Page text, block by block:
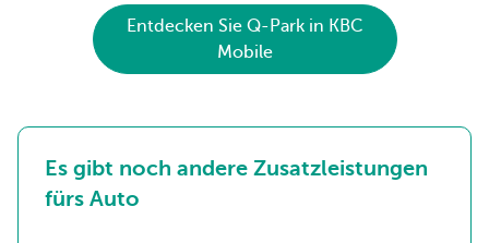
Entdecken Sie Q-Park in KBC
Mobile
Es gibt noch andere Zusatzleistungen
fürs Auto